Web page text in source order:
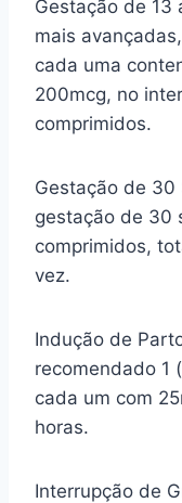
Gestação de 13
mais
cada uma
200mcg, no
comprimidos.
Gestação de 30
gestação de 30
comprimidos,
vez.
Indução de
recomendado 1
cada um com
horas.
Interrupção de